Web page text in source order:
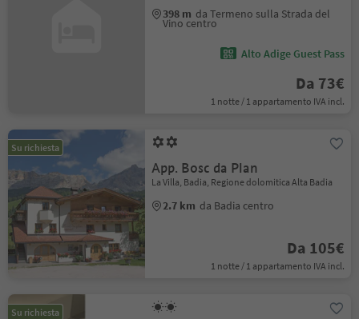
398 m da Termeno sulla Strada del
Vino centro
Alto Adige Guest Pass
Da 73€
1 notte / 1 appartamento IVA incl.
Su richiesta
App. Bosc da Plan
La Villa, Badia, Regione dolomitica Alta Badia
2.7 km da Badia centro
Da 105€
1 notte / 1 appartamento IVA incl.
Su richiesta